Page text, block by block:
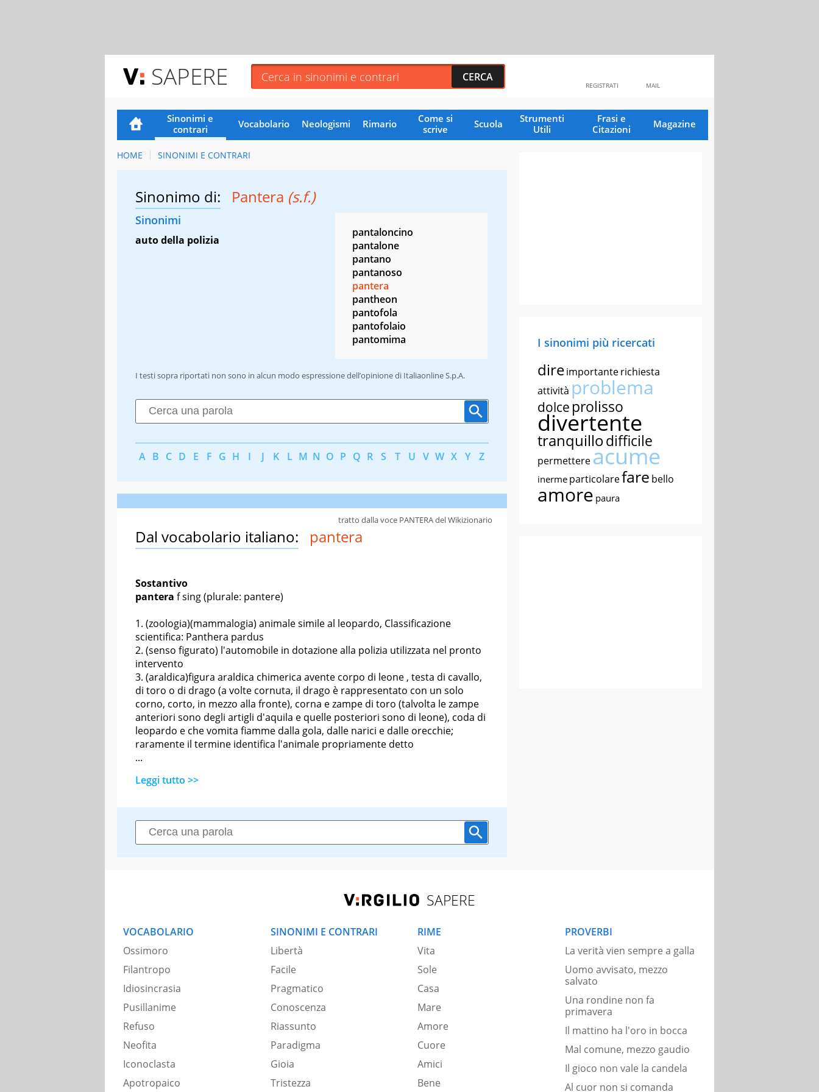
SAPERE MAIL
REGISTRATI
Sinonimi e
contrari
Vocabolario Neologismi Rimario
Come si
scrive
Scuola
Strumenti
Utili
Frasi e
Citazioni
Magazine
HOME SINONIMI E CONTRARI
Sinonimo di: Pantera (s.f.)
Sinonimi
auto della polizia
pantaloncino
pantalone
pantano
pantanoso
pantera
pantheon
pantofola
pantofolaio
pantomima
I testi sopra riportati non sono in alcun modo espressione dell’opinione di Italiaonline S.p.A.
A B C D E F G H I J K L M N O P Q R S T U V W X Y Z
Dal vocabolario italiano: pantera
Sostantivo
pantera f sing(plurale: pantere)
(zoologia)(mammalogia) animale simile al leopardo, Classificazione
scientifica: Panthera pardus
(senso figurato) l'automobile in dotazione alla polizia utilizzata nel pronto
intervento
(araldica)figura araldica chimerica avente corpo di leone , testa di cavallo,
di toro o di drago (a volte cornuta, il drago è rappresentato con un solo
corno, corto, in mezzo alla fronte), corna e zampe di toro (talvolta le zampe
anteriori sono degli artigli d'aquila e quelle posteriori sono di leone), coda di
leopardo e che vomita fiamme dalla gola, dalle narici e dalle orecchie;
raramente il termine identifica l'animale propriamente detto
...
Leggi tutto >>
tratto dalla voce PANTERA del Wikizionario
I sinonimi più ricercati
direimportanterichiesta
attività problema
dolce prolisso
divertente
tranquillodifficile
permettereacume
inerme particolarefare bello
amore paura
SAPERE
VOCABOLARIO
Ossimoro
Filantropo
Idiosincrasia
Pusillanime
Refuso
Neofita
Iconoclasta
Apotropaico
SINONIMI E CONTRARI
Libertà
Facile
Pragmatico
Conoscenza
Riassunto
Paradigma
Gioia
Tristezza
RIME
Vita
Sole
Casa
Mare
Amore
Cuore
Amici
Bene
PROVERBI
La verità vien sempre a galla
Uomo avvisato, mezzo
salvato
Una rondine non fa
primavera
Il mattino ha l'oro in bocca
Mal comune, mezzo gaudio
Il gioco non vale la candela
Al cuor non si comanda